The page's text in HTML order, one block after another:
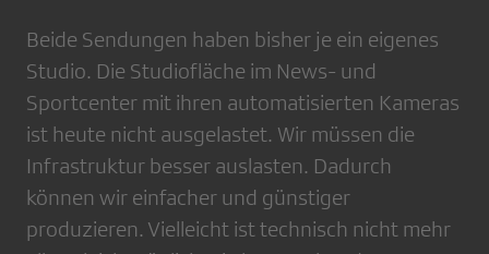
Beide Sendungen haben bisher je ein eigenes
Studio. Die Studiofläche im News- und
Sportcenter mit ihren automatisierten Kameras
ist heute nicht ausgelastet. Wir müssen die
Infrastruktur besser auslasten. Dadurch
können wir einfacher und günstiger
produzieren. Vielleicht ist technisch nicht mehr